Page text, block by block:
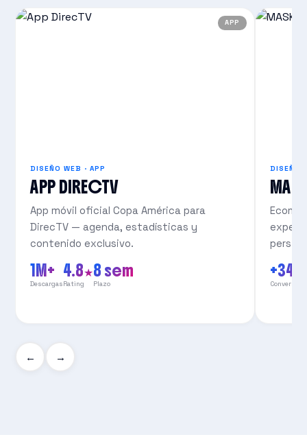
APP
DISEÑO WEB · APP
APP DIRECTV
App móvil oficial Copa América para
DirecTV — agenda, estadísticas y
contenido exclusivo.
1M+
Descargas
4.8★
Rating
8 sem
Plazo
DISEÑO
Conversión
← →